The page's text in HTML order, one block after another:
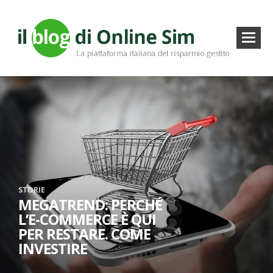
STORIE
MEGATREND: PERCHÉ
L’E-COMMERCE È QUI
PER RESTARE. COME
INVESTIRE